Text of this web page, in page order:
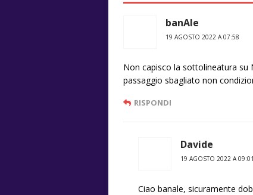
banAle
19 AGOSTO 2022 A 07:58
Non capisco la sottolineatura su
passaggio sbagliato non
RISPONDI
Davide
19 AGOSTO 2022 A 09:01
Ciao banale, sicuramente